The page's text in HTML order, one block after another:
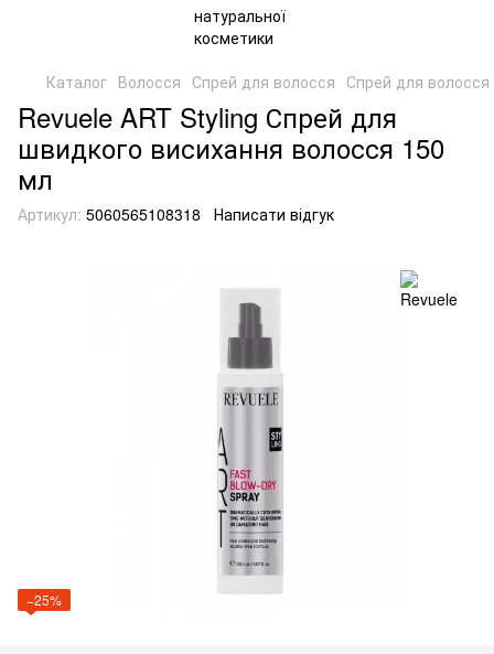
Каталог Волосся Спрей для волосся Спрей для волосся
Revuele ART Styling Спрей для
швидкого висихання волосся 150
мл
Артикул: 5060565108318 Написати відгук
−25%